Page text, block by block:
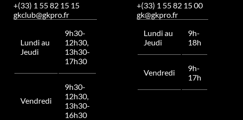
+(33) 1 55 82 15 15
gkclub@gkpro.fr
Lundi au
Jeudi
9h30-
12h30,
13h30-
17h30
Vendredi
9h30-
12h30,
13h30-
16h30
+(33) 1 55 82 15 00
gk@gkpro.fr
Lundi au
Jeudi
9h-
18h
Vendredi
9h-
17h